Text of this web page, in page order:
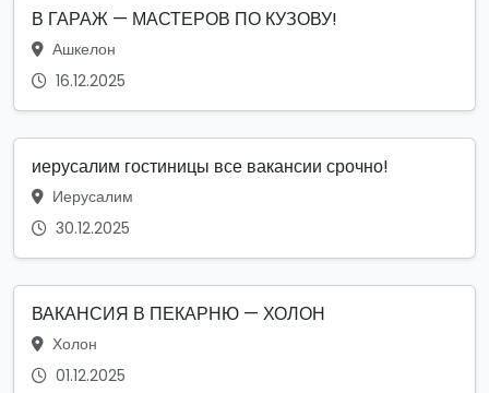
В ГАРАЖ — МАСТЕРОВ ПО КУЗОВУ!
Ашкелон
16.12.2025
иерусалим гостиницы все вакансии срочно!
Иерусалим
30.12.2025
ВАКАНСИЯ В ПЕКАРНЮ — ХОЛОН
Холон
01.12.2025